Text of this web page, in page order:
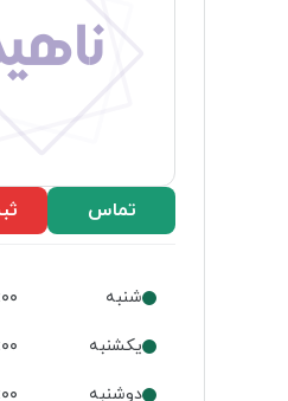
تماس
شنبه ۱۲:۰۰
یکشنبه ۱۲:۰۰
دوشنبه ۱۲:۰۰